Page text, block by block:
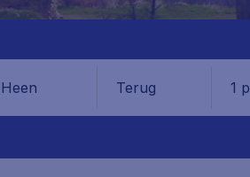
Heen Terug 1